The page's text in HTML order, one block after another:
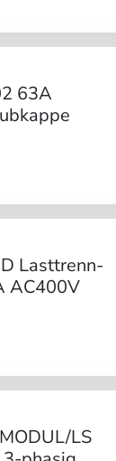
63A
Lasttrenn-
AC400V
LS